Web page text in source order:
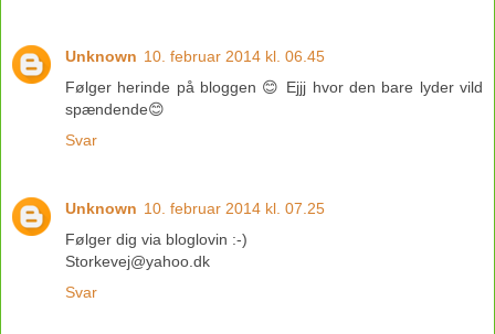
Unknown 10. februar 2014 kl. 06.45
Følger herinde på bloggen 😊 Ejjj hvor den bare lyder vild
spændende😊
Svar
Unknown 10. februar 2014 kl. 07.25
Følger dig via bloglovin :-)
Storkevej@yahoo.dk
Svar